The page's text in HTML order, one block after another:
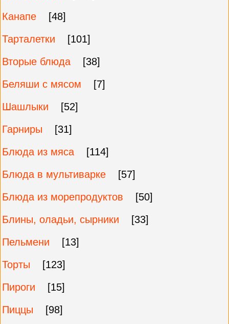
Канапе
[48]
Тарталетки
[101]
Вторые блюда
[38]
Беляши с мясом
[7]
Шашлыки
[52]
Гарниры
[31]
Блюда из мяса
[114]
Блюда в мультиварке
[57]
Блюда из морепродуктов
[50]
Блины, оладьи, сырники
[33]
Пельмени
[13]
Торты
[123]
Пироги
[15]
Пиццы
[98]